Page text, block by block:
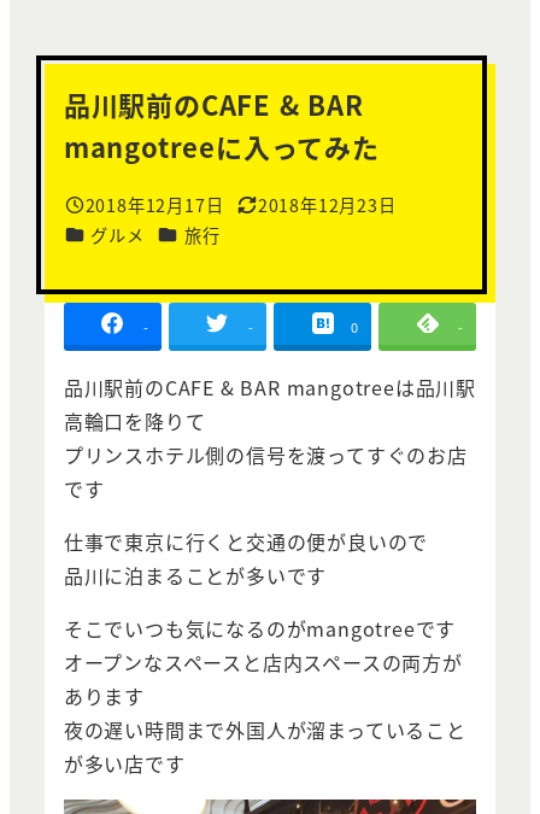
品川駅前のCAFE & BAR
mangotreeに入ってみた
投稿日
2018年12月17日
更新日
2018年12月23日
カテゴリー
グルメ カテゴリー
旅行
- - 0 -
品川駅前のCAFE & BAR mangotreeは品川駅
高輪口を降りて
プリンスホテル側の信号を渡ってすぐのお店
です
仕事で東京に行くと交通の便が良いので
品川に泊まることが多いです
そこでいつも気になるのがmangotreeです
オープンなスペースと店内スペースの両方が
あります
夜の遅い時間まで外国人が溜まっていること
が多い店です